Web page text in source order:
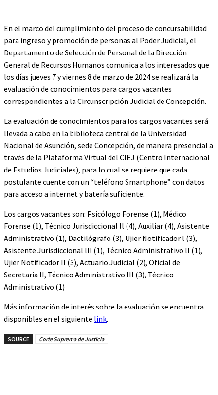
En el marco del cumplimiento del proceso de concursabilidad
para ingreso y promoción de personas al Poder Judicial, el
Departamento de Selección de Personal de la Dirección
General de Recursos Humanos comunica a los interesados que
los días jueves 7 y viernes 8 de marzo de 2024 se realizará la
evaluación de conocimientos para cargos vacantes
correspondientes a la Circunscripción Judicial de Concepción.
La evaluación de conocimientos para los cargos vacantes será
llevada a cabo en la biblioteca central de la Universidad
Nacional de Asunción, sede Concepción, de manera presencial a
través de la Plataforma Virtual del CIEJ (Centro Internacional
de Estudios Judiciales), para lo cual se requiere que cada
postulante cuente con un “teléfono Smartphone” con datos
para acceso a internet y batería suficiente.
Los cargos vacantes son: Psicólogo Forense (1), Médico
Forense (1), Técnico Jurisdiccional ll (4), Auxiliar (4), Asistente
Administrativo (1), Dactilógrafo (3), Ujier Notificador l (3),
Asistente Jurisdiccional lll (1), Técnico Administrativo ll (1),
Ujier Notificador II (3), Actuario Judicial (2), Oficial de
Secretaria II, Técnico Administrativo III (3), Técnico
Administrativo (1)
Más información de interés sobre la evaluación se encuentra
disponibles en el siguiente link.
SOURCE Corte Suprema de Justicia